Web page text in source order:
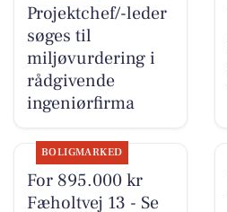
Projektchef/-leder
søges til
miljøvurdering i
rådgivende
ingeniørfirma
BOLIGMARKED
For 895.000 kr
Fæholtvej 13 - Se